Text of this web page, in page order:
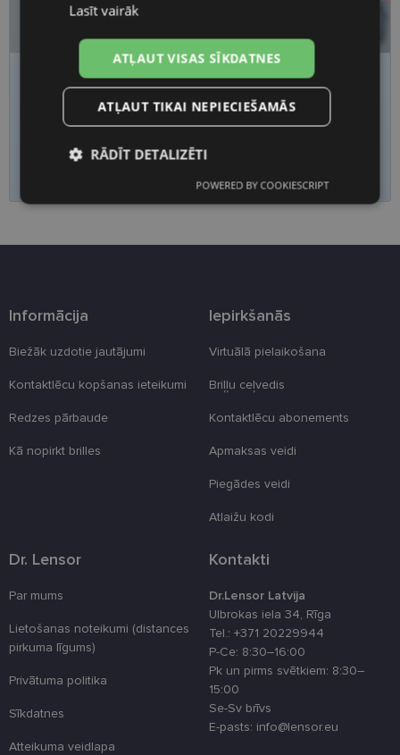
Nogurums, migla vai saspringums acīs?
Pārbaudi redzilaicīgi
Piesakies redzes pārbaudei
Informācija
Biežāk uzdotie jautājumi
Kontaktlēcu kopšanas ieteikumi
Redzes pārbaude
Kā nopirkt brilles
Iepirkšanās
Virtuālā pielaikošana
Briļļu ceļvedis
Kontaktlēcu abonements
Apmaksas veidi
Piegādes veidi
Atlaižu kodi
Dr. Lensor
Par mums
Lietošanas noteikumi (distances
pirkuma līgums)
Privātuma politika
Sīkdatnes
Atteikuma veidlapa
Kontakti
Dr.Lensor Latvija
Ulbrokas iela 34, Rīga
Tel.: +371 20229944
P-Ce: 8:30–16:00
Pk un pirms svētkiem: 8:30–
15:00
Se-Sv brīvs
E-pasts: info@lensor.eu
Lasīt vairāk
ATĻAUT VISAS SĪKDATNES
ATĻAUT TIKAI NEPIECIEŠAMĀS
RĀDĪT DETALIZĒTI
sīkdatnes
Statistikas
sīkdatnes
Neklasificētās
Statistikas sīkdatnes
Funkcionālās sīkdatnes
Šīs sīkdatnes nepieciešamas, lai Jūs varētu apmeklēt
piedāvātās iespējas. Šīs sīkdatnes identificē Jūsu
iekārtu, bet neizpauž Jūsu identitāti, kā arī tās nevāc
un neapkopo informāciju. Bez šīm sīkdatnēm
tīmekļa vietne nevarēs pilnvērtīgi darboties,
piemēram, sniegt nepieciešamo informāciju vai
nodrošināt pieprasītos pakalpojumus. Šīs sīkdatnes
tiek glabātas Jūsu iekārtā līdz brīdim, kad sīkdatne
izpildījusi savu funkciju, bet ne ilgāk kā divus gadus.
Šīs noteikti nepieciešamās sīkdatnes izvietojas
POWERED BY COOKIESCRIPT